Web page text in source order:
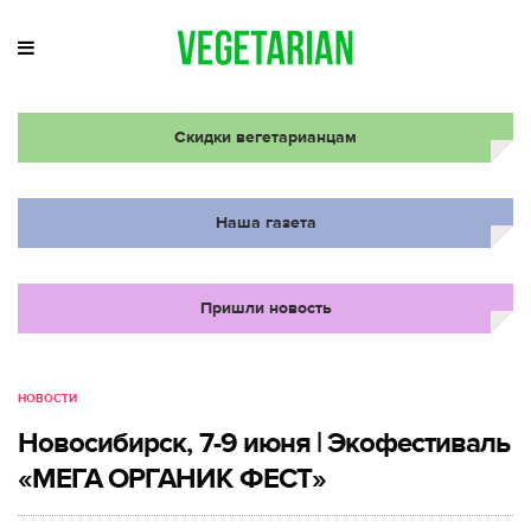
Скидки вегетарианцам
Наша газета
Пришли новость
НОВОСТИ
Новосибирск, 7-9 июня | Экофестиваль
«МЕГА ОРГАНИК ФЕСТ»